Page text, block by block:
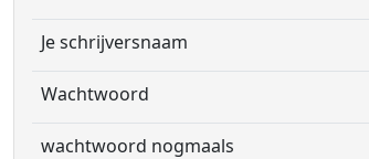
Je schrijversnaam
Wachtwoord
wachtwoord nogmaals